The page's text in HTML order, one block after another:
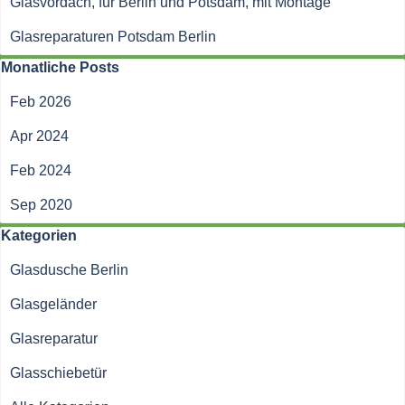
Glasreparaturen Potsdam Berlin
Block überspringen Monatliche Posts
Monatliche Posts
Feb 2026
Apr 2024
Feb 2024
Sep 2020
Block überspringen Kategorien
Kategorien
Glasdusche Berlin
Glasgeländer
Glasreparatur
Glasschiebetür